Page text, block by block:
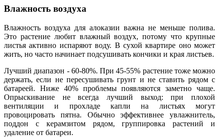
Влажность воздуха
Влажность воздуха для алоказии важна не меньше полива.
Это растение любит влажный воздух, потому что крупные
листья активно испаряют воду. В сухой квартире оно может
жить, но часто начинает подсушивать кончики и края листьев.
Лучший диапазон - 60-80%. При 45-55% растение тоже можно
держать, если не пересушивать грунт и не ставить рядом с
батареей. Ниже 40% проблемы появляются заметно чаще.
Опрыскивание не всегда лучший выход: при плохой
вентиляции и прохладе капли на листьях могут
провоцировать пятна. Обычно эффективнее увлажнитель,
поддон с керамзитом рядом, группировка растений и
удаление от батареи.